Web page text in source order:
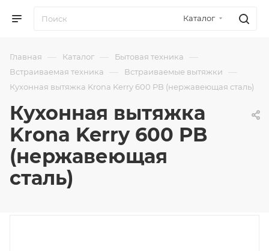
Каталог
Главная — Каталог — Бытовая техника —
Встраиваемая техника — Встраиваемые вытяжки —
Кухонная вытяжка Krona Kerry 600 PB (нержавеющая сталь)
Кухонная вытяжка
Krona Kerry 600 PB
(нержавеющая
сталь)